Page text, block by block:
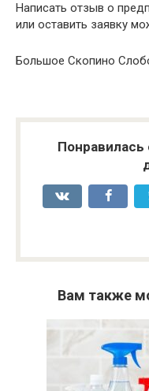
Написать отзыв о
или оставить заявку
Большое Скопино
Понравилась
Вам также